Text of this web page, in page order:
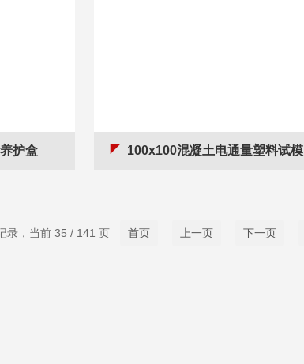
护盒 100x100混凝土电通量塑料试模
录，当前 35 / 141 页 首页 上一页 下一页